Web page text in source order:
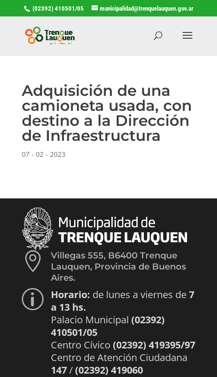
(02392) 410501/05 municipalidad@trenquelauquen.gov.ar
Adquisición de una
camioneta usada, con
destino a la Dirección
de Infraestructura
07 - 02 - 2023

Villegas 555, B6400 Trenque
Lauquen, Provincia de Buenos
Aires.
p Horario: de lunes a viernes de7
a 13 hs.
Palacio Municipal (02392)
410501/05
Centro Cívico (02392) 419395/97
Centro de Atención Ciudadana
147/(02392) 419060